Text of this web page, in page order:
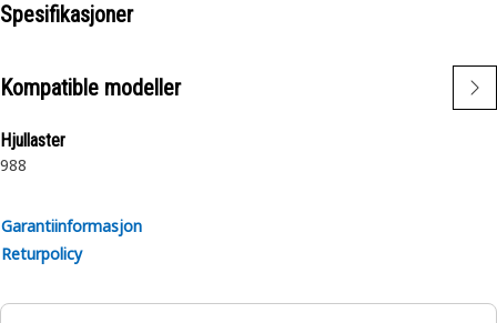
Spesifikasjoner
Kompatible modeller
Hjullaster
988
Garantiinformasjon
Returpolicy